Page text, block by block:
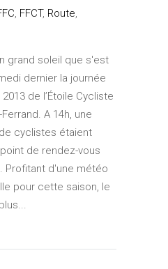
, FFCT, Route,
grand soleil que s'est
dernier la journée
de l’Étoile Cycliste
A 14h, une
cyclistes étaient
de rendez-vous
Profitant d'une météo
pour cette saison, le